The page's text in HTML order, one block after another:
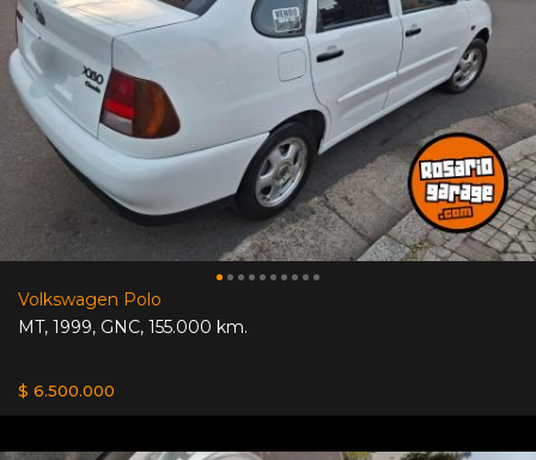
Volkswagen Polo
MT, 1999, GNC, 155.000 km.
$ 6.500.000